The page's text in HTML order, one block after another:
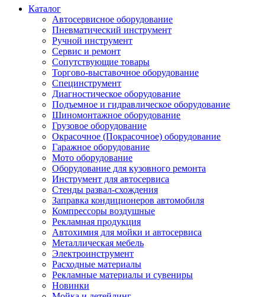
Каталог
Автосервисное оборудование
Пневматический инструмент
Ручной инструмент
Сервис и ремонт
Сопутствующие товары
Торгово-выставочное оборудование
Специнструмент
Диагностическое оборудование
Подъемное и гидравлическое оборудование
Шиномонтажное оборудование
Грузовое оборудование
Окрасочное (Покрасочное) оборудование
Гаражное оборудование
Мото оборудование
Оборудование для кузовного ремонта
Инструмент для автосервиса
Стенды развал-схождения
Заправка кондиционеров автомобиля
Компрессоры воздушные
Рекламная продукция
Автохимия для мойки и автосервиса
Металлическая мебель
Электроинструмент
Расходные материалы
Рекламные материалы и сувениры
Новинки